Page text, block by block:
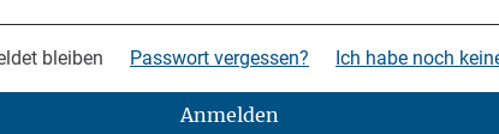
bleiben Passwort vergessen? Ich habe noch
Anmelden